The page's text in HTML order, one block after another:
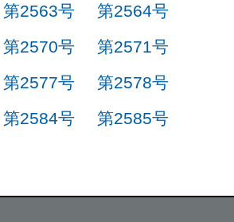
第2563号
第2564号
第2570号
第2571号
第2577号
第2578号
第2584号
第2585号